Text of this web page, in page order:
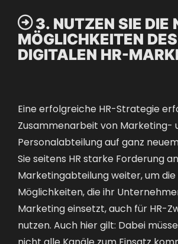
 3. NUTZEN SIE DIE
MÖGLICHKEITEN DES
DIGITALEN HR-
Eine erfolgreiche HR-Strategie
Zusammenarbeit von Marketing-
Personalabteilung auf ganz
Sie seitens HR starke Forderung
Marketingabteilung weiter, um die
Möglichkeiten, die ihr
Marketing einsetzt, auch für HR-
nutzen. Auch hier gilt: Dabei
nicht alle Kanäle zum Einsatz